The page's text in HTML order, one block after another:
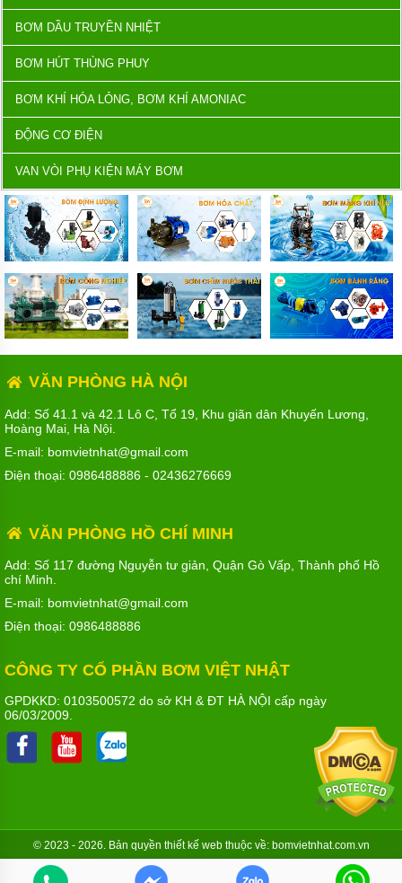
BƠM DẦU TRUYỀN NHIỆT
BƠM HÚT THÙNG PHUY
BƠM KHÍ HÓA LỎNG, BƠM KHÍ AMONIAC
ĐỘNG CƠ ĐIỆN
VAN VÒI PHỤ KIỆN MÁY BƠM
VĂN PHÒNG HÀ NỘI
Add: Số 41.1 và 42.1 Lô C, Tổ 19, Khu giãn dân Khuyến Lương,
Hoàng Mai, Hà Nội.
E-mail: bomvietnhat@gmail.com
Điện thoại: 0986488886 - 02436276669
VĂN PHÒNG HỒ CHÍ MINH
Add: Số 117 đường Nguyễn tư giản, Quận Gò Vấp, Thành phố Hồ
chí Minh.
E-mail: bomvietnhat@gmail.com
Điện thoại: 0986488886
CÔNG TY CỔ PHẦN BƠM VIỆT NHẬT
GPDKKD: 0103500572 do sở KH & ĐT HÀ NỘI cấp ngày
06/03/2009.
© 2023 - 2026. Bản quyền thiết kế webthuộc về: bomvietnhat.com.vn